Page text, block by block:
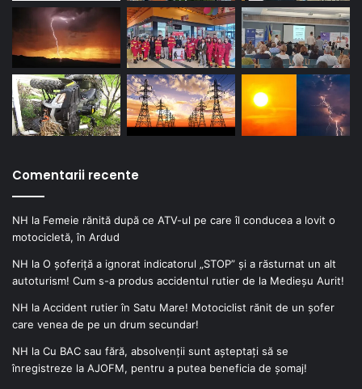
Comentarii recente
NH la Femeie rănită după ce ATV-ul pe care îl conducea a lovit o
motocicletă, în Ardud
NH la O șoferiță a ignorat indicatorul „STOP” și a răsturnat un alt
autoturism! Cum s-a produs accidentul rutier de la Medieșu Aurit!
NH la Accident rutier în Satu Mare! Motociclist rănit de un șofer
care venea de pe un drum secundar!
NH la Cu BAC sau fără, absolvenții sunt așteptați să se
înregistreze la AJOFM, pentru a putea beneficia de șomaj!